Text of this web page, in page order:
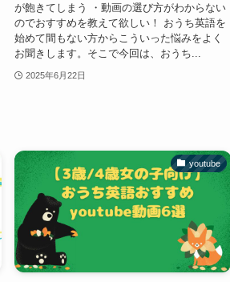
が飽きてしまう ・動画の選び方がわからない
のでおすすめを教えて欲しい！ おうち英語を
始めて間もない方からこういった悩みをよく
お聞きします。そこで今回は、おうち...
2025年6月22日
youtube